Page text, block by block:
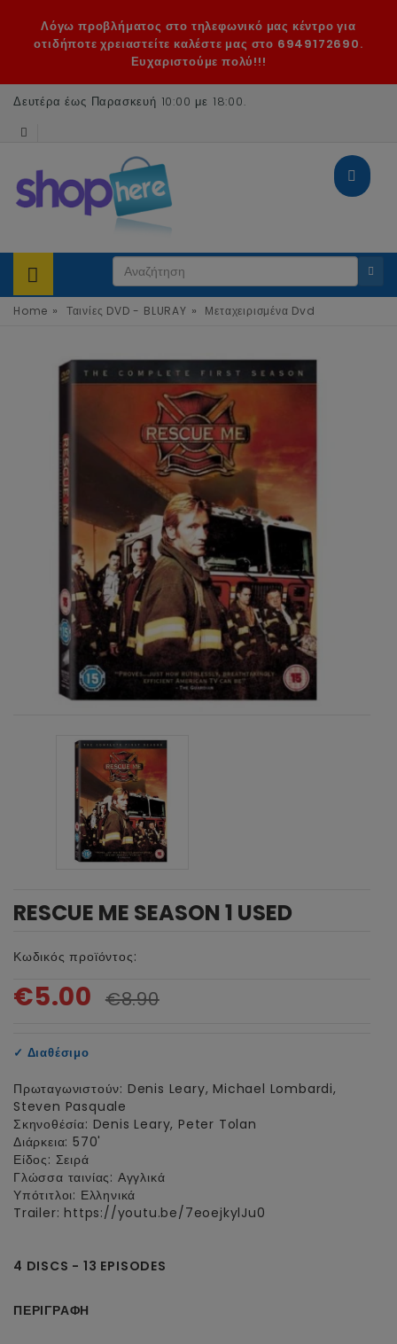
Λόγω προβλήματος στο τηλεφωνικό μας κέντρο για
οτιδήποτε χρειαστείτε καλέστε μας στο 6949172690.
Ευχαριστούμε πολύ!!!
Δευτέρα έως Παρασκευή 10:00 με 18:00.
Home » Ταινίες DVD - BLURAY » Μεταχειρισμένα Dvd
RESCUE ME SEASON 1 USED
Κωδικός προϊόντος:
€5.00 €8.90
✓ Διαθέσιμο
Πρωταγωνιστούν: Denis Leary, Michael Lombardi,
Steven Pasquale
Σκηνοθέσία: Denis Leary, Peter Tolan
Διάρκεια: 570'
Είδος: Σειρά
Γλώσσα ταινίας: Αγγλικά
Υπότιτλοι: Ελληνικά
Trailer: https://youtu.be/7eoejkylJu0
4 DISCS - 13 EPISODES
ΠΕΡΙΓΡΑΦΗ